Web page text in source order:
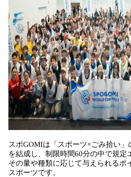
スポGOMIは「スポーツ×ごみ拾い」
を結成し、制限時間60分の中で規定
その量や種類に応じて与えられるポ
スポーツです。